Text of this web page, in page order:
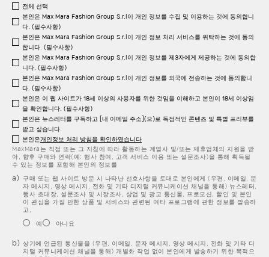
전체 선택
본인은 Max Mara Fashion Group S.r.l이 개인 정보를 수집 및 이용하는 것에 동의합니
다. (필수사항)
본인은 Max Mara Fashion Group S.r.l이 개인 정보 처리 서비스를 위탁하는 것에 동의
합니다. (필수사항)
본인은 Max Mara Fashion Group S.r.l이 개인 정보를 제3자에게 제공하는 것에 동의합
니다. (필수사항)
본인은 Max Mara Fashion Group S.r.l이 개인 정보를 외국에 전송하는 것에 동의합니
다. (필수사항)
본인은 이 웹 사이트가 18세 이상의 사용자를 위한 것임을 이해하고 본인이 18세 이상임
을 확인합니다. (필수사항)
본인은 뉴스레터를 구독하고 [내 이메일 주소](으)로 독점적인 콘텐츠 및 특별 프리뷰를
받고 싶습니다.
본인은개인정보 처리 방침을 확인하였습니다
MaxMara는 직접 또는 그 지침에 따라 활동하는 계열사 및/또는 제휴업체의 지원을 받
아, 향후 구매와 연락(예: 행사 참여, 고객 서비스 이용 또는 설문조사)을 통해 획득될
수 있는 정보를 포함해 본인의 정보를
구매 또는 웹 사이트 방문 시 나타난 선호사항을 토대로 본인에게 (우편, 이메일, 문
자 메시지, 영상 메시지, 전화 및 기타 디지털 커뮤니케이션 채널을 통해) 뉴스레터,
행사 초대장, 설문조사 및 시장조사, 상업 및 광고 통신물, 프로모션, 할인 및 본인
이 관심을 가질 만한 상품 및 서비스와 관련된 여타 프로그램에 관한 정보를 발송하
고,
예
아니요
상기에 언급된 통신물을 (우편, 이메일, 문자 메시지, 영상 메시지, 전화 및 기타 디
지털 커뮤니케이션 채널을 통해) 개별화 작업 없이 본인에게 발송하기 위한 목적으